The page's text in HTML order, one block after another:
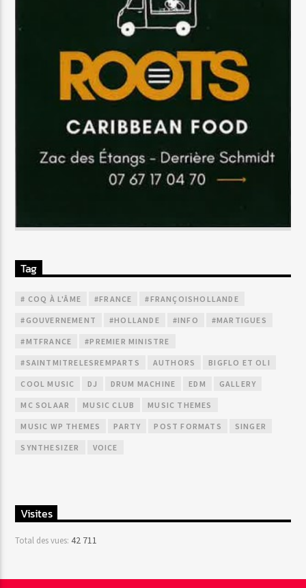
Tag
# COQ À L'ÂME #FRANCE #FRANÇOISHOLLANDE
#GOUVERNEMENT #HOLLANDE #INFO #MARTIGUES
#MTFRANCE #PREMIER MINISTRE
#SAINTMITRELESREMPARTS AUTHORS BIGFLO ET OLI
COOL MUSIC DJ DRUM MACHINE EDM GALLERY
MC SOLAAR MUSIC CLUB MUSIC THEMES
MUSIC WP THEMES PARTY POST FORMATS SINGER
SYNTHESIZER VOICE
Visites
Total des vues:42 711